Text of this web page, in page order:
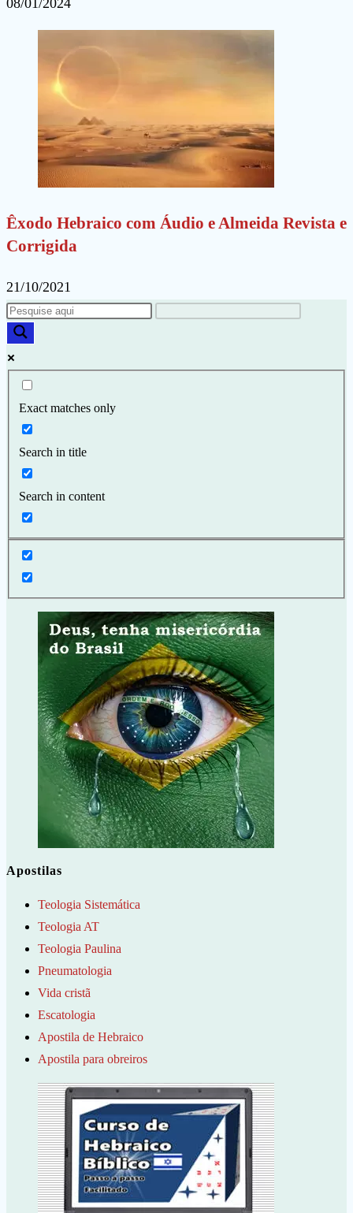
Êxodo Hebraico com Áudio e Almeida Revista e
Corrigida
21/10/2021
Exact matches only
Search in title
Search in content
Apostilas
Teologia Sistemática
Teologia AT
Teologia Paulina
Pneumatologia
Vida cristã
Escatologia
Apostila de Hebraico
Apostila para obreiros